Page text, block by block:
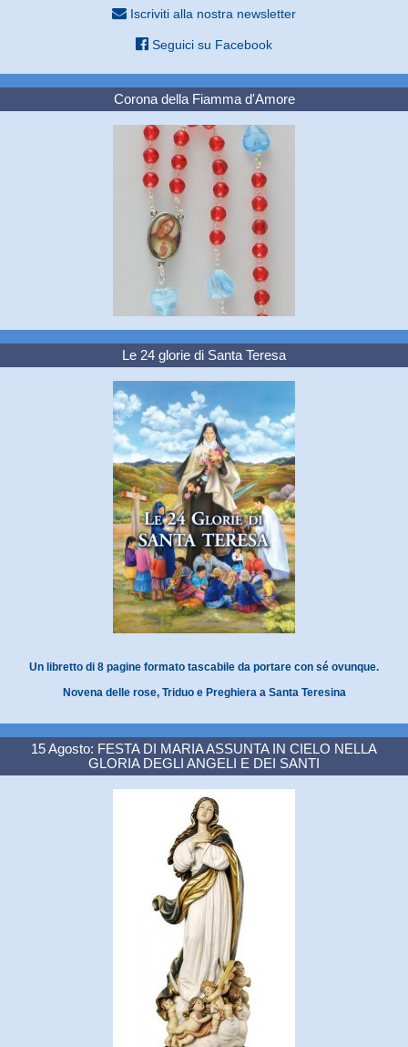
Iscriviti alla nostra newsletter
Seguici su Facebook
Corona della Fiamma d'Amore
Le 24 glorie di Santa Teresa
Un libretto di 8 pagine formato tascabile da portare con sé ovunque.
Novena delle rose, Triduo e Preghiera a Santa Teresina
15 Agosto: FESTA DI MARIA ASSUNTA IN CIELO NELLA
GLORIA DEGLI ANGELI E DEI SANTI